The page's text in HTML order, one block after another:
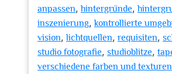
anpassen,hintergründe,
inszenierung,kontrollierte
vision,lichtquellen, requisiten,
studio fotografie, studioblitze,
verschiedene farben und